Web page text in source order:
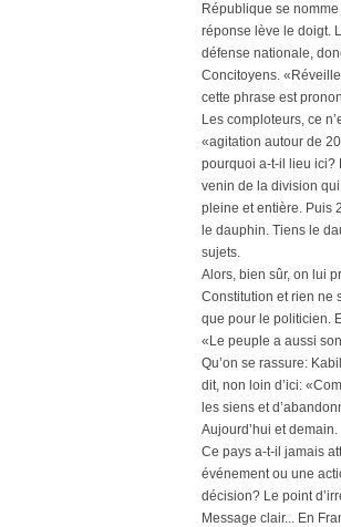
République se
réponse lève le doigt.
défense nationale,
Concitoyens.
cette phrase est
Les comploteurs, ce
«agitation autour de
pourquoi a-t-il lieu ici?
venin de la division
pleine et entière. Puis
le dauphin. Tiens le
sujets.
Alors, bien sûr, on lui
Constitution et rien ne
que pour le politicien.
«Le peuple a aussi
Qu’on se rassure:
dit, non loin d’ici:
les siens et
Aujourd’hui et demain.
Ce pays a-t-il jamais
événement ou une
décision? Le point
Message clair... En